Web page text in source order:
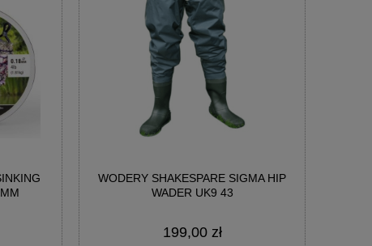
WODERY SHAKESPARE SIGMA HIP
WADER UK9 43
199,00 zł